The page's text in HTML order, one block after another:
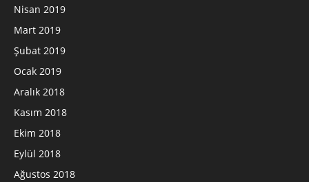
Nisan 2019
Mart 2019
Şubat 2019
Ocak 2019
Aralık 2018
Kasım 2018
Ekim 2018
Eylül 2018
Ağustos 2018